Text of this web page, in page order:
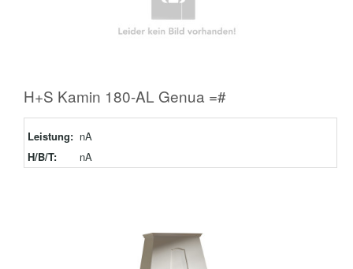
H+S Kamin 180-AL Genua =#
Leistung: nA
H/B/T:
nA